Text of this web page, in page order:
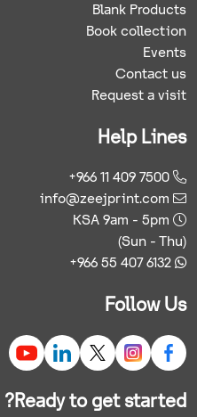
Blank Products
Book collection
Events
Contact us
Request a visit
Help Lines
+966 11 409 7500
info@zeejprint.com
KSA 9am - 5pm
(Sun - Thu)
+966 55 407 6132
Follow Us
Ready to get started?